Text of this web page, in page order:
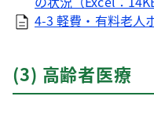
4-3 軽費・有料老人
(3) 高齢者医療